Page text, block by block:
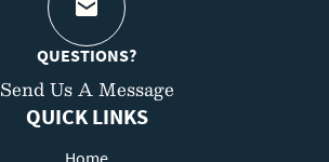
QUESTIONS?
Send Us A Message
QUICK LINKS
Home